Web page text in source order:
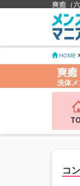
爽癒（
HOME
爽癒
洗体
コ